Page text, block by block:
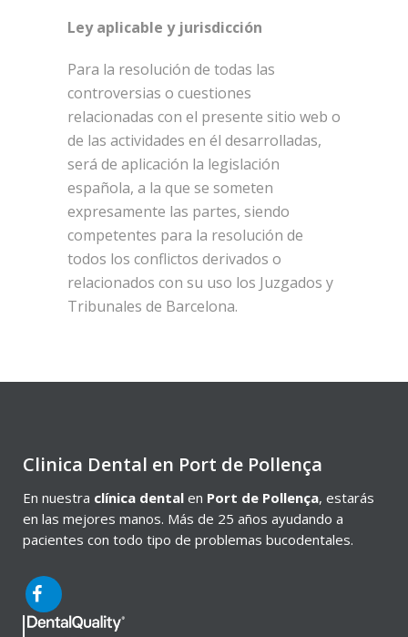
Ley aplicable y jurisdicción
Para la resolución de todas las
controversias o cuestiones
relacionadas con el presente sitio web o
de las actividades en él desarrolladas,
será de aplicación la legislación
española, a la que se someten
expresamente las partes, siendo
competentes para la resolución de
todos los conflictos derivados o
relacionados con su uso los Juzgados y
Tribunales de Barcelona.
Clinica Dental en Port de Pollença
En nuestra clínica dental en Port de Pollença, estarás
en las mejores manos. Más de 25 años ayudando a
pacientes con todo tipo de problemas bucodentales.